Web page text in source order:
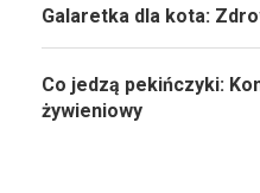
Galaretka dla kota:
Co jedzą pekińczyki:
żywieniowy